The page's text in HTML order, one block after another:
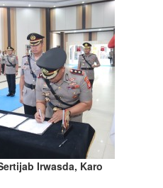
Irwasda, Karo